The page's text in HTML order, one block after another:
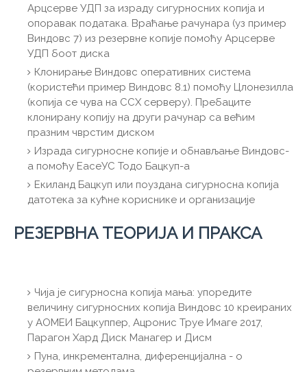
Арцсерве УДП за израду сигурносних копија и
опоравак података. Враћање рачунара (уз пример
Виндовс 7) из резервне копије помоћу Арцсерве
УДП боот диска
Клонирање Виндовс оперативних система
(користећи пример Виндовс 8.1) помоћу Цлонезилла
(копија се чува на ССХ серверу). Пребаците
клонирану копију на други рачунар са већим
празним чврстим диском
Израда сигурносне копије и обнављање Виндовс-
а помоћу ЕасеУС Тодо Бацкуп-а
Екиланд Бацкуп или поуздана сигурносна копија
датотека за кућне кориснике и организације
РЕЗЕРВНА ТЕОРИЈА И ПРАКСА
Чија је сигурносна копија мања: упоредите
величину сигурносних копија Виндовс 10 креираних
у АОМЕИ Бацкуппер, Ацронис Труе Имаге 2017,
Парагон Хард Диск Манагер и Дисм
Пуна, инкрементална, диференцијална - о